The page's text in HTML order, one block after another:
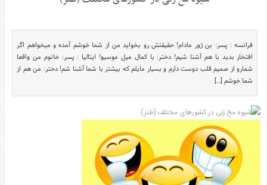
هنر
ورزش
منوی
اصلی
صفحه
اصلی
دکوراسیون
اخبار
پزشکی
فرانسه : پسر: بن ژور مادام! حقیقتش رو بخواید من از شما خوشم آمده و میخواهم اگر
افتخار بدید با هم آشنا شیم! دختر: با کمال میل موسیو! ایتالیا : پسر: خانوم من واقعا
شمارو از صمیم قلب دوست دارم و بسیار مایلم که بیشتر با شما آشنا شم! دختر: من هم از
شما خوشم […]